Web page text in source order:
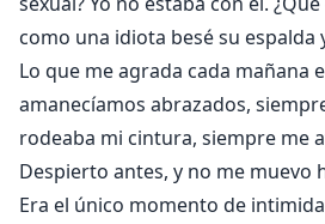
como una idiota besé su espalda
Lo que me agrada cada mañana
amanecíamos abrazados,
rodeaba mi cintura, siempre me
Despierto antes, y no me muevo
Era el único momento de